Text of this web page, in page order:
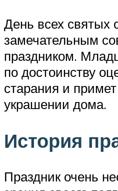
День всех святых
замечательным
праздником.
по достоинству
старания и
украшении дома.
История
Праздник очень